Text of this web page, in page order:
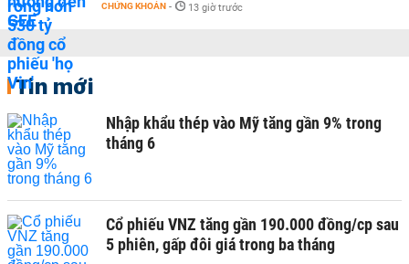
CHỨNG KHOÁN - 13 giờ trước
Tin mới
Nhập khẩu thép vào Mỹ tăng gần 9% trong
tháng 6
Cổ phiếu VNZ tăng gần 190.000 đồng/cp sau
5 phiên, gấp đôi giá trong ba tháng